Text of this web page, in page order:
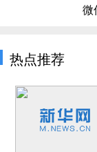
微
热点推荐